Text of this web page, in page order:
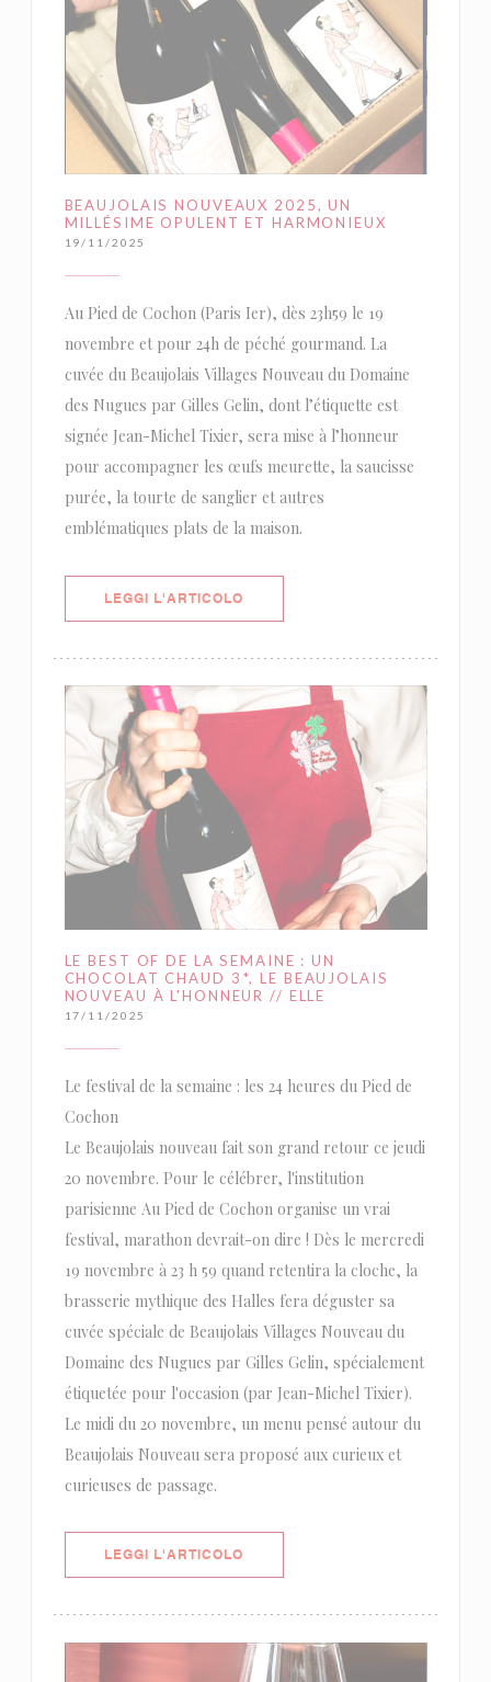
BEAUJOLAIS NOUVEAUX 2025, UN
MILLÉSIME OPULENT ET HARMONIEUX
19/11/2025
Au Pied de Cochon (Paris Ier), dès 23h59 le 19
novembre et pour 24h de péché gourmand. La
cuvée du Beaujolais Villages Nouveau du Domaine
des Nugues par Gilles Gelin, dont l’étiquette est
signée Jean-Michel Tixier, sera mise à l’honneur
pour accompagner les œufs meurette, la saucisse
purée, la tourte de sanglier et autres
emblématiques plats de la maison.
LEGGI L'ARTICOLO
LE BEST OF DE LA SEMAINE : UN
CHOCOLAT CHAUD 3*, LE BEAUJOLAIS
NOUVEAU À L'HONNEUR // ELLE
17/11/2025
Le festival de la semaine : les 24 heures du Pied de
Cochon
Le Beaujolais nouveau fait son grand retour ce jeudi
20 novembre. Pour le célébrer, l'institution
parisienne Au Pied de Cochon organise un vrai
festival, marathon devrait-on dire ! Dès le mercredi
19 novembre à 23 h 59 quand retentira la cloche, la
brasserie mythique des Halles fera déguster sa
cuvée spéciale de Beaujolais Villages Nouveau du
Domaine des Nugues par Gilles Gelin, spécialement
étiquetée pour l'occasion (par Jean-Michel Tixier).
Le midi du 20 novembre, un menu pensé autour du
Beaujolais Nouveau sera proposé aux curieux et
curieuses de passage.
LEGGI L'ARTICOLO